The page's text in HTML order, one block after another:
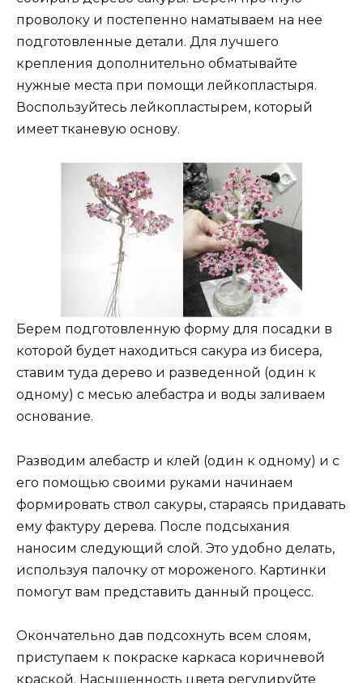
проволоку и постепенно наматываем на нее
подготовленные детали. Для лучшего
крепления дополнительно обматывайте
нужные места при помощи лейкопластыря.
Воспользуйтесь лейкопластырем, который
имеет тканевую основу.
Берем подготовленную форму для посадки в
которой будет находиться сакура из бисера,
ставим туда дерево и разведенной (один к
одному) с месью алебастра и воды заливаем
основание.
Разводим алебастр и клей (один к одному) и с
его помощью своими руками начинаем
формировать ствол сакуры, стараясь придавать
ему фактуру дерева. После подсыхания
наносим следующий слой. Это удобно делать,
используя палочку от мороженого. Картинки
помогут вам представить данный процесс.
Окончательно дав подсохнуть всем слоям,
приступаем к покраске каркаса коричневой
краской. Насыщенность цвета регулируйте